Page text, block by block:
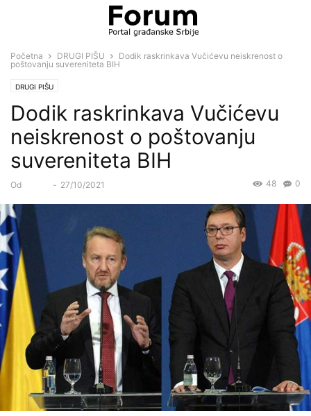
Početna DRUGI PIŠU
Dodik raskrinkava Vučićevu neiskrenost o
poštovanju suvereniteta BIH
DRUGI PIŠU
Dodik raskrinkava Vučićevu
neiskrenost o poštovanju
suvereniteta BIH
Od - 27/10/2021 0
48